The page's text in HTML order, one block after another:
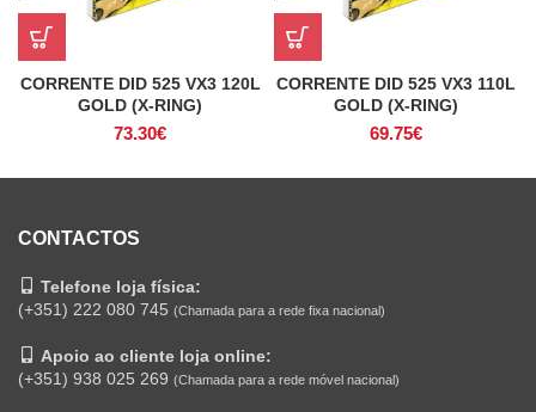
CORRENTE DID 525 VX3 120L
GOLD (X-RING)
73.30€
CORRENTE DID 525 VX3 110L
GOLD (X-RING)
69.75€
CONTACTOS
Telefone loja física:
(+351) 222 080 745 (Chamada para a rede fixa nacional)
Apoio ao cliente loja online:
(+351) 938 025 269 (Chamada para a rede móvel nacional)